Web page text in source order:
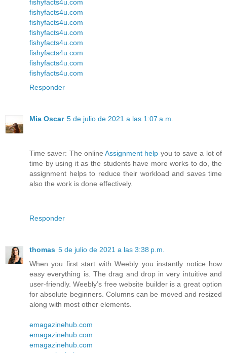
fishyfacts4u.com
fishyfacts4u.com
fishyfacts4u.com
fishyfacts4u.com
fishyfacts4u.com
fishyfacts4u.com
fishyfacts4u.com
fishyfacts4u.com
Responder
Mia Oscar 5 de julio de 2021 a las 1:07 a.m.
Time saver: The onlineAssignment help you to save a lot of
time by using it as the students have more works to do, the
assignment helps to reduce their workload and saves time
also the work is done effectively.
Responder
thomas 5 de julio de 2021 a las 3:38 p.m.
When you first start with Weebly you instantly notice how
easy everything is. The drag and drop in very intuitive and
user-friendly. Weebly’s free website builder is a great option
for absolute beginners. Columns can be moved and resized
along with most other elements.
emagazinehub.com
emagazinehub.com
emagazinehub.com